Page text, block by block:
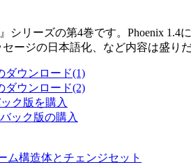
シリーズの第4巻です。Phoenix
ージの日本語化、など内容は盛りだ
ダウンロード(1)
ダウンロード(2)
ク版を購入
ック版の購入